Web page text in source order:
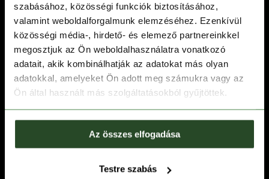
szabásához, közösségi funkciók biztosításához,
valamint weboldalforgalmunk elemzéséhez. Ezenkívül
közösségi média-, hirdető- és elemező partnereinkkel
megosztjuk az Ön weboldalhasználatra vonatkozó
adatait, akik kombinálhatják az adatokat más olyan
adatokkal, amelyeket Ön adott meg számukra vagy az
Ön által használt más szolgáltatásokból gyűjtöttek.
Az összes elfogadása
Testre szabás